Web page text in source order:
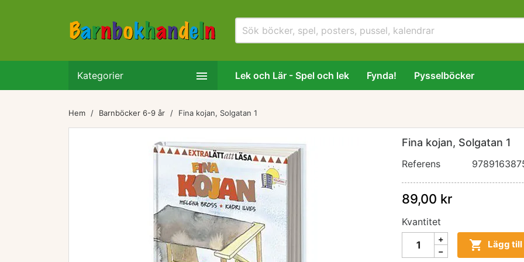
Kategorier  Lek och Lär - Spel och lek Fynda! Pysselböcker
Hem Barnböcker 6-9 år Fina kojan, Solgatan 1
Fina kojan, Solgatan 1
Referens
89,00 kr
Kvantitet
 Lägg